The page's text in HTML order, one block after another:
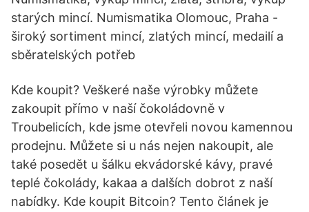
starých mincí. Numismatika Olomouc, Praha -
široký sortiment mincí, zlatých mincí, medailí a
sběratelských potřeb
Kde koupit? Veškeré naše výrobky můžete
zakoupit přímo v naší čokoládovně v
Troubelicích, kde jsme otevřeli novou kamennou
prodejnu. Můžete si u nás nejen nakoupit, ale
také posedět u šálku ekvádorské kávy, pravé
teplé čokolády, kakaa a dalších dobrot z naší
nabídky. Kde koupit Bitcoin? Tento článek je